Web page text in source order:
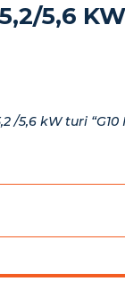
5,6 KW
/5,6 kW turi